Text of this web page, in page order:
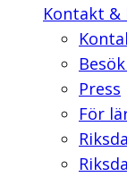
Kontakt &
Press
För